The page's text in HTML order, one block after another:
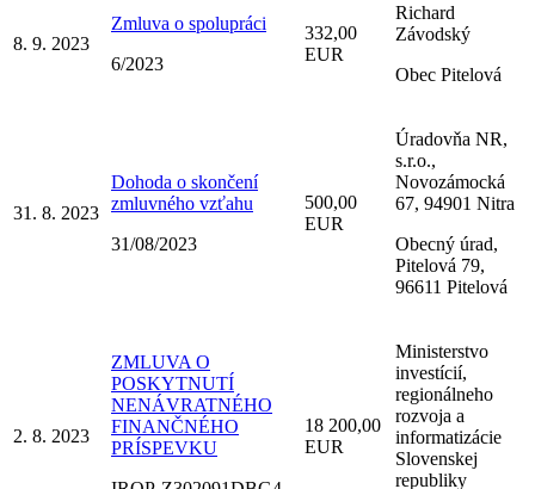
8. 9. 2023
Zmluva o spolupráci
6/2023
332,00
EUR
Richard
Závodský
Obec Pitelová
31. 8. 2023
Dohoda o skončení
zmluvného vzťahu
31/08/2023
500,00
EUR
Úradovňa NR,
s.r.o.,
Novozámocká
67, 94901 Nitra
Obecný úrad,
Pitelová 79,
96611 Pitelová
2. 8. 2023
ZMLUVA O
POSKYTNUTÍ
NENÁVRATNÉHO
FINANČNÉHO
PRÍSPEVKU
18 200,00
EUR
Ministerstvo
investícií,
regionálneho
rozvoja a
informatizácie
Slovenskej
republiky